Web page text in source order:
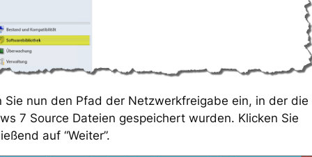
Sie nun den Pfad der Netzwerkfreigabe ein, in der die
7 Source Dateien gespeichert wurden. Klicken Sie
auf “Weiter”.